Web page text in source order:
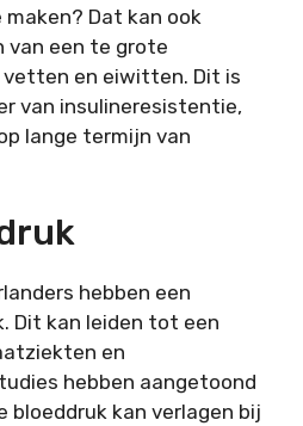
Dat kan ook
van een te grote
vetten en eiwitten. Dit is
van insulineresistentie,
lange termijn van
hebben een
Dit kan leiden tot een
en
hebben aangetoond
kan verlagen bij